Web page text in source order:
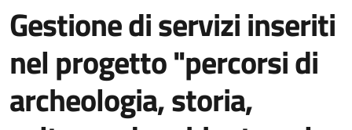
Gestione di servizi inseriti
nel progetto "percorsi di
archeologia, storia,